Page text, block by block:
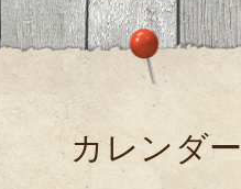
カレンダ